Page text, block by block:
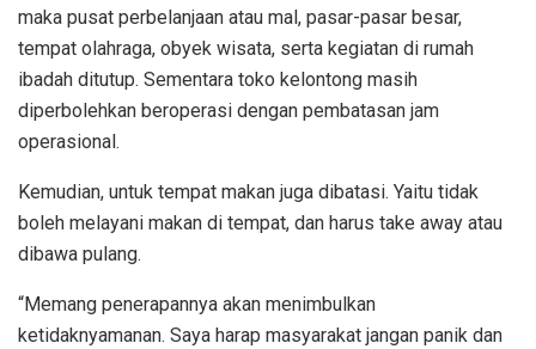
maka pusat perbelanjaan atau mal, pasar-pasar besar,
tempat olahraga, obyek wisata, serta kegiatan di rumah
ibadah ditutup. Sementara toko kelontong masih
diperbolehkan beroperasi dengan pembatasan jam
operasional.
Kemudian, untuk tempat makan juga dibatasi. Yaitu tidak
boleh melayani makan di tempat, dan harus take away atau
dibawa pulang.
“Memang penerapannya akan menimbulkan
ketidaknyamanan. Saya harap masyarakat jangan panik dan